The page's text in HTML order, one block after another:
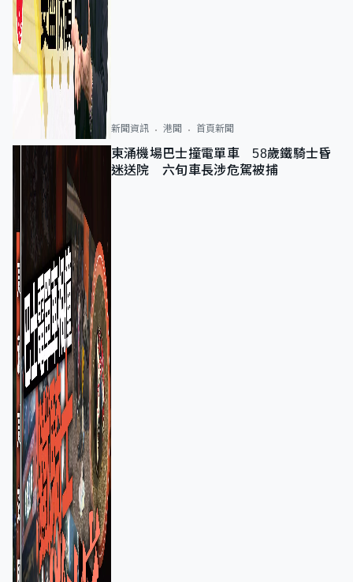
新聞資訊 港聞 首頁新聞
東涌機場巴士撞電單車 58歲鐵騎士昏
迷送院 六旬車長涉危駕被捕